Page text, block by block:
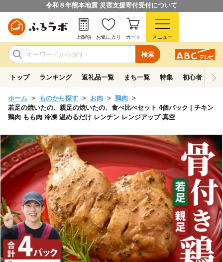
令和８年熊本地震 災害支援寄付受付について
検索
上限額 お気に入り カート メニュー
トップ ランキング 返礼品一覧 まち一覧 特集 初心者ガイド
ホーム ものから探す お肉
鶏肉
若足の焼いたの、親足の焼いたの、食べ比べセット 4個パック | チキン
鶏肉 もも肉 冷凍 温めるだけ レンチン レンジアップ 真空